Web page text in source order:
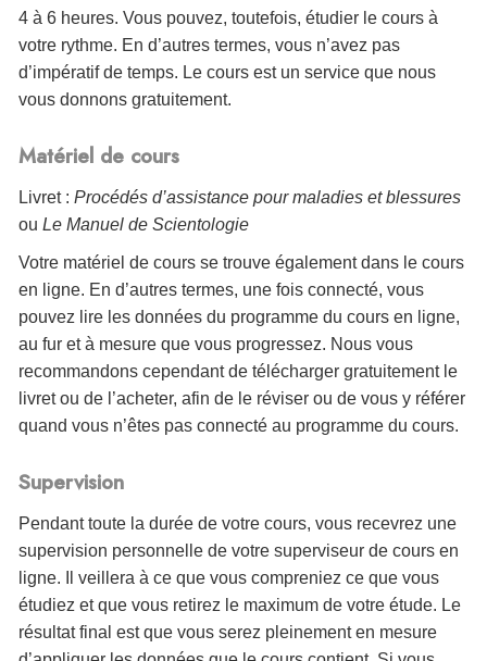
4 à 6 heures. Vous pouvez, toutefois, étudier le cours à
votre rythme. En d’autres termes, vous n’avez pas
d’impératif de temps. Le cours est un service que nous
vous donnons gratuitement.
Matériel de cours
Livret : Procédés d’assistance pour maladies et blessures
ou Le Manuel de Scientologie
Votre matériel de cours se trouve également dans le cours
en ligne. En d’autres termes, une fois connecté, vous
pouvez lire les données du programme du cours en ligne,
au fur et à mesure que vous progressez. Nous vous
recommandons cependant de télécharger gratuitement le
livret ou de l’acheter, afin de le réviser ou de vous y référer
quand vous n’êtes pas connecté au programme du cours.
Supervision
Pendant toute la durée de votre cours, vous recevrez une
supervision personnelle de votre superviseur de cours en
ligne. Il veillera à ce que vous compreniez ce que vous
étudiez et que vous retirez le maximum de votre étude. Le
résultat final est que vous serez pleinement en mesure